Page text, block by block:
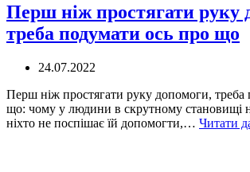
30
HIMARS
Перш ніж простягати руку
треба подумати ось про що
24.07.2022
Перш ніж простягати руку допомоги, треба
що: чому у людини в скрутному становищі
ніхто не поспішає їй допомогти,… Читати